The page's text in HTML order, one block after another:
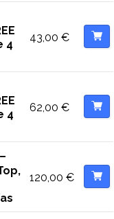
4
43,00 €
4
62,00 €
120,00 €